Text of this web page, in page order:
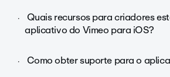
Quais recursos para criadores
aplicativo do Vimeo para iOS?
Como obter suporte para o